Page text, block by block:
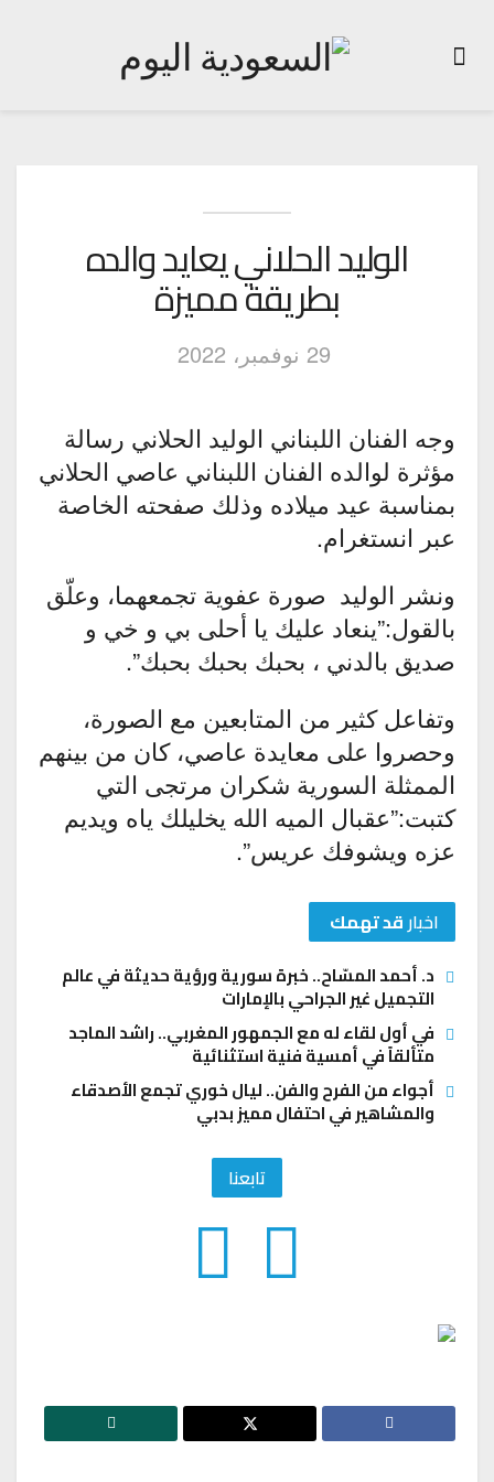
الوليد الحلاني يعايد والده
بطريقة مميزة
29 نوفمبر، 2022
وجه الفنان اللبناني الوليد الحلاني رسالة
مؤثرة لوالده الفنان اللبناني عاصي الحلاني
بمناسبة عيد ميلاده وذلك صفحته الخاصة
عبر انستغرام.
ونشر الوليد صورة عفوية تجمعهما، وعلّق
بالقول:”ينعاد عليك يا أحلى بي و خي و
صديق بالدني ، بحبك بحبك بحبك”.
وتفاعل كثير من المتابعين مع الصورة،
وحصروا على معايدة عاصي، كان من بينهم
الممثلة السورية شكران مرتجى التي
كتبت:”عقبال الميه الله يخليلك ياه ويديم
عزه ويشوفك عريس”.
اخبارقد تهمك
د. أحمد المسّاح.. خبرة سورية ورؤية حديثة في عالم
التجميل غير الجراحي بالإمارات
في أول لقاء له مع الجمهور المغربي.. راشد الماجد
متألقاً في أمسية فنية استثنائية
أجواء من الفرح والفن.. ليال خوري تجمع الأصدقاء
والمشاهير في احتفال مميز بدبي
تابعنا